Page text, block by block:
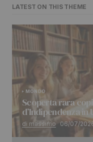
LATEST ON THIS THEME
MONDO
Scoperta rara
d’Indipendenza in
di massimo 06/07/